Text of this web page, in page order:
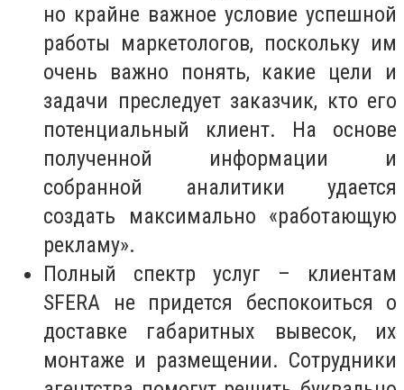
но крайне важное условие успешной
работы маркетологов, поскольку им
очень важно понять, какие цели и
задачи преследует заказчик, кто его
потенциальный клиент. На основе
полученной информации и
собранной аналитики удается
создать максимально «работающую
рекламу».
Полный спектр услуг – клиентам
SFERA не придется беспокоиться о
доставке габаритных вывесок, их
монтаже и размещении. Сотрудники